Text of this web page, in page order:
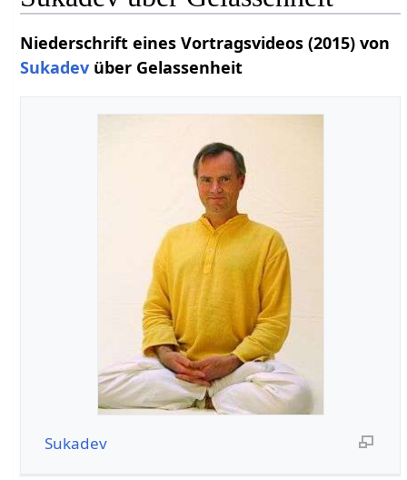
Niederschrift eines Vortragsvideos (2015) von
Sukadev über Gelassenheit
Sukadev